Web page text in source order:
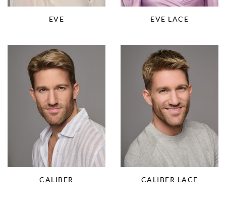
EVE EVE LACE
CALIBER CALIBER LACE